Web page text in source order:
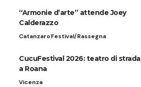
“Armonie d’arte” attende Joey
Calderazzo
CatanzaroFestival/Rassegna
CucuFestival 2026: teatro di strada
a Roana
Vicenza